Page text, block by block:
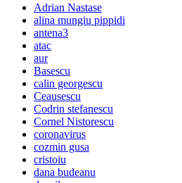
Adrian Nastase
alina mungiu pippidi
antena3
atac
aur
Basescu
calin georgescu
Ceausescu
Codrin stefanescu
Cornel Nistorescu
coronavirus
cozmin gusa
cristoiu
dana budeanu